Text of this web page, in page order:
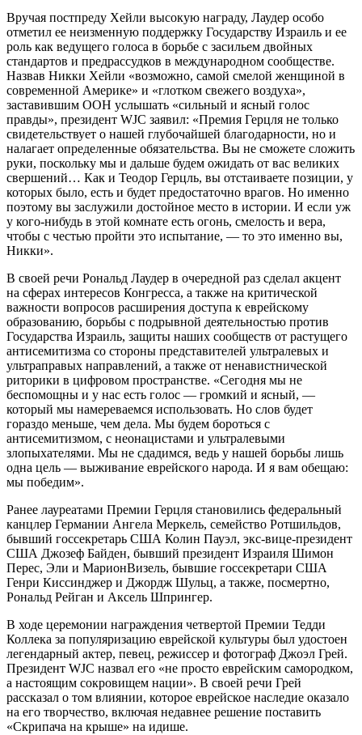
Вручая постпреду Хейли высокую награду, Лаудер особо
отметил ее неизменную поддержку Государству Израиль и ее
роль как ведущего голоса в борьбе с засильем двойных
стандартов и предрассудков в международном сообществе.
Назвав Никки Хейли «возможно, самой смелой женщиной в
современной Америке» и «глотком свежего воздуха»,
заставившим ООН услышать «сильный и ясный голос
правды», президент WJC заявил: «Премия Герцля не только
свидетельствует о нашей глубочайшей благодарности, но и
налагает определенные обязательства. Вы не сможете сложить
руки, поскольку мы и дальше будем ожидать от вас великих
свершений… Как и Теодор Герцль, вы отстаиваете позиции, у
которых было, есть и будет предостаточно врагов. Но именно
поэтому вы заслужили достойное место в истории. И если уж
у кого-нибудь в этой комнате есть огонь, смелость и вера,
чтобы с честью пройти это испытание, — то это именно вы,
Никки».
В своей речи Рональд Лаудер в очередной раз сделал акцент
на сферах интересов Конгресса, а также на критической
важности вопросов расширения доступа к еврейскому
образованию, борьбы с подрывной деятельностью против
Государства Израиль, защиты наших сообществ от растущего
антисемитизма со стороны представителей ультралевых и
ультраправых направлений, а также от ненавистнической
риторики в цифровом пространстве. «Сегодня мы не
беспомощны и у нас есть голос — громкий и ясный, —
который мы намереваемся использовать. Но слов будет
гораздо меньше, чем дела. Мы будем бороться с
антисемитизмом, с неонацистами и ультралевыми
злопыхателями. Мы не сдадимся, ведь у нашей борьбы лишь
одна цель — выживание еврейского народа. И я вам обещаю:
мы победим».
Ранее лауреатами Премии Герцля становились федеральный
канцлер Германии Ангела Меркель, семейство Ротшильдов,
бывший госсекретарь США Колин Пауэл, экс-вице-президент
США Джозеф Байден, бывший президент Израиля Шимон
Перес, Эли и МарионВизель, бывшие госсекретари США
Генри Киссинджер и Джордж Шульц, а также, посмертно,
Рональд Рейган и Аксель Шпрингер.
В ходе церемонии награждения четвертой Премии Тедди
Коллека за популяризацию еврейской культуры был удостоен
легендарный актер, певец, режиссер и фотограф Джоэл Грей.
Президент WJC назвал его «не просто еврейским самородком,
а настоящим сокровищем нации». В своей речи Грей
рассказал о том влиянии, которое еврейское наследие оказало
на его творчество, включая недавнее решение поставить
«Скрипача на крыше» на идише.